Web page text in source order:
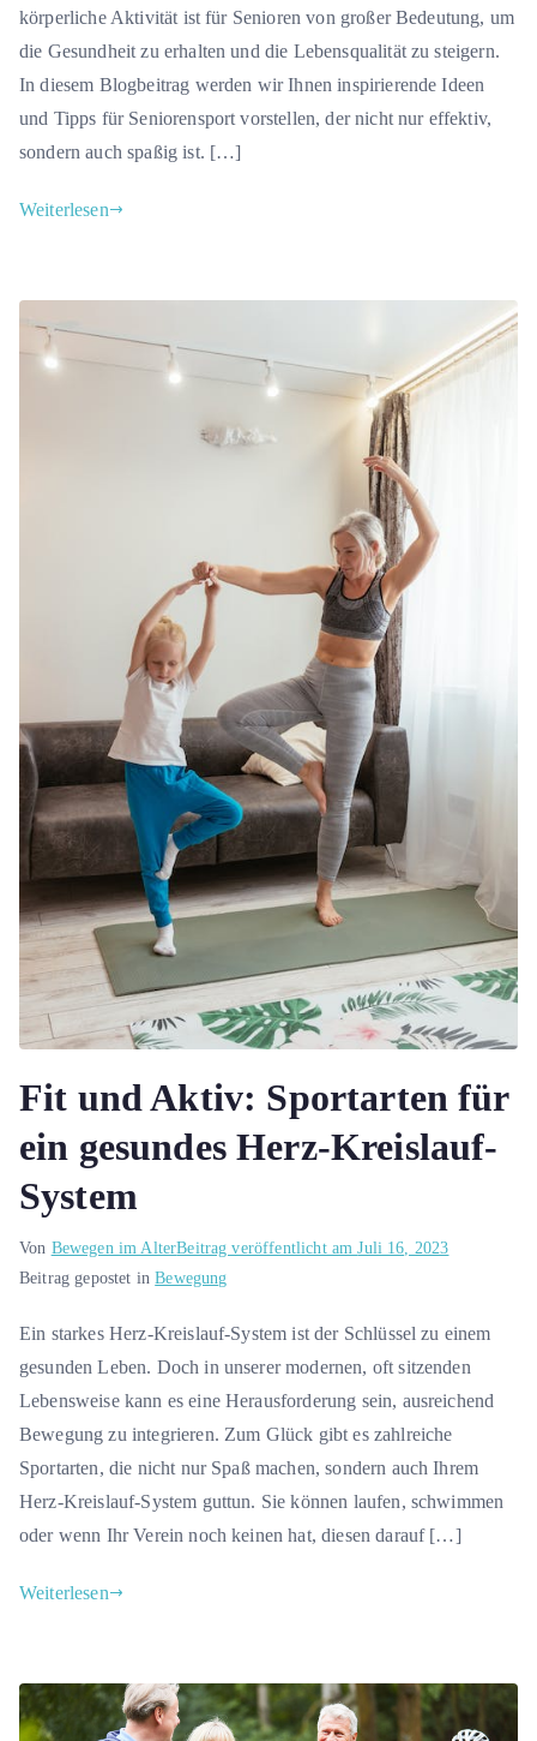
körperliche Aktivität ist für Senioren von großer Bedeutung, um
die Gesundheit zu erhalten und die Lebensqualität zu steigern.
In diesem Blogbeitrag werden wir Ihnen inspirierende Ideen
und Tipps für Seniorensport vorstellen, der nicht nur effektiv,
sondern auch spaßig ist. […]
Weiterlesen
Fit und Aktiv: Sportarten für
ein gesundes Herz-Kreislauf-
System
Von Bewegen im AlterBeitrag veröffentlicht amJuli 16, 2023
Beitrag gepostet inBewegung
Ein starkes Herz-Kreislauf-System ist der Schlüssel zu einem
gesunden Leben. Doch in unserer modernen, oft sitzenden
Lebensweise kann es eine Herausforderung sein, ausreichend
Bewegung zu integrieren. Zum Glück gibt es zahlreiche
Sportarten, die nicht nur Spaß machen, sondern auch Ihrem
Herz-Kreislauf-System guttun. Sie können laufen, schwimmen
oder wenn Ihr Verein noch keinen hat, diesen darauf […]
Weiterlesen